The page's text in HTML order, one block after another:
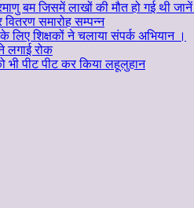
बम जिसमें लाखों की मौत हो गई थी
समारोह सम्पन्न
लिए शिक्षकों ने चलाया संपर्क अभियान ।
लगाई रोक
भी पीट पीट कर किया लहूलुहान